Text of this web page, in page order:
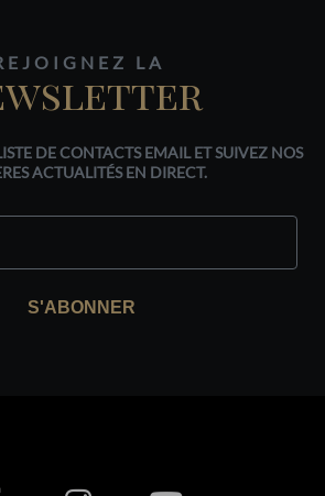
LA
DE CONTACTS EMAIL ET SUIVEZ NOS
ACTUALITÉS EN DIRECT.
S'ABONNER